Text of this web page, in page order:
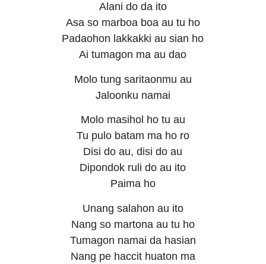
Alani do da ito
Asa so marboa boa au tu ho
Padaohon lakkakki au sian ho
Ai tumagon ma au dao
Molo tung saritaonmu au
Jaloonku namai
Molo masihol ho tu au
Tu pulo batam ma ho ro
Disi do au, disi do au
Dipondok ruli do au ito
Paima ho
Unang salahon au ito
Nang so martona au tu ho
Tumagon namai da hasian
Nang pe haccit huaton ma